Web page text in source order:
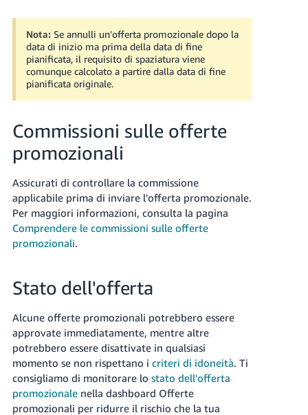
Nota: Se annulli un'offerta promozionale dopo la
data di inizio ma prima della data di fine
pianificata, il requisito di spaziatura viene
comunque calcolato a partire dalla data di fine
pianificata originale.
Commissioni sulle offerte
promozionali
Assicurati di controllare la commissione
applicabile prima di inviare l'offerta promozionale.
Per maggiori informazioni, consulta la pagina
Comprendere le commissioni sulle offerte
promozionali.
Stato dell'offerta
Alcune offerte promozionali potrebbero essere
approvate immediatamente, mentre altre
potrebbero essere disattivate in qualsiasi
momento se non rispettano i criteri di idoneità. Ti
consigliamo di monitorare lo stato dell'offerta
promozionalenella dashboard Offerte
promozionali per ridurre il rischio che la tua